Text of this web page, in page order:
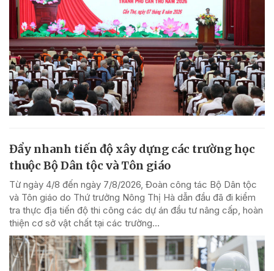
Đẩy nhanh tiến độ xây dựng các trường học
thuộc Bộ Dân tộc và Tôn giáo
Từ ngày 4/8 đến ngày 7/8/2026, Đoàn công tác Bộ Dân tộc
và Tôn giáo do Thứ trưởng Nông Thị Hà dẫn đầu đã đi kiểm
tra thực địa tiến độ thi công các dự án đầu tư nâng cấp, hoàn
thiện cơ sở vật chất tại các trường...